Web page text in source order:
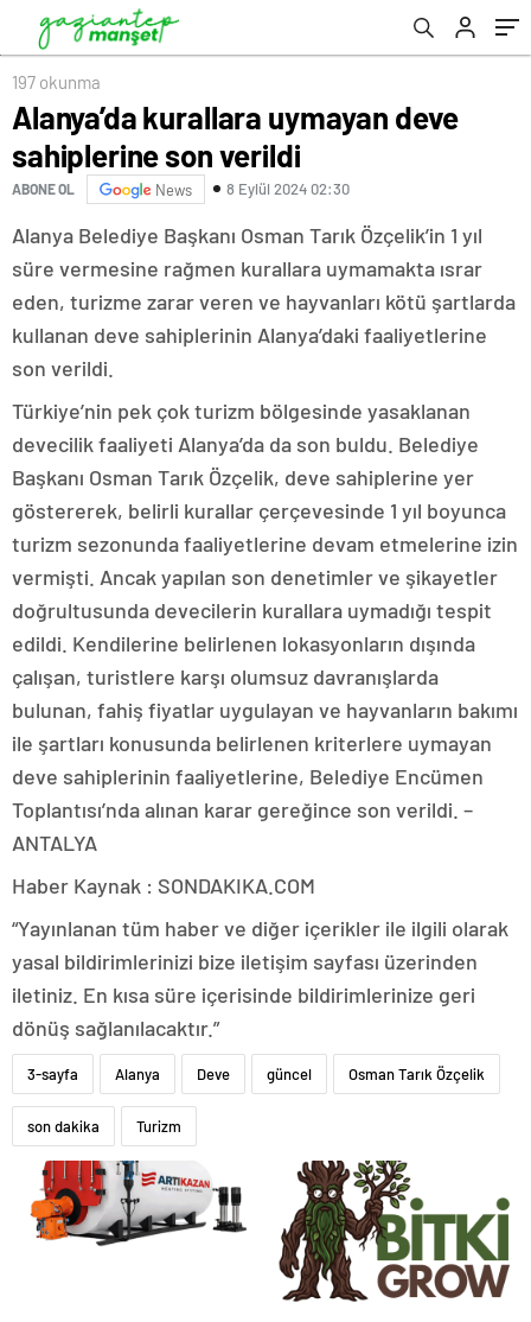
197 okunma
Alanya’da kurallara uymayan deve
sahiplerine son verildi
ABONE OL News 8 Eylül 2024 02:30
Alanya Belediye Başkanı Osman Tarık Özçelik’in 1 yıl
süre vermesine rağmen kurallara uymamakta ısrar
eden, turizme zarar veren ve hayvanları kötü şartlarda
kullanan deve sahiplerinin Alanya’daki faaliyetlerine
son verildi.
Türkiye’nin pek çok turizm bölgesinde yasaklanan
devecilik faaliyeti Alanya’da da son buldu. Belediye
Başkanı Osman Tarık Özçelik, deve sahiplerine yer
göstererek, belirli kurallar çerçevesinde 1 yıl boyunca
turizm sezonunda faaliyetlerine devam etmelerine izin
vermişti. Ancak yapılan son denetimler ve şikayetler
doğrultusunda devecilerin kurallara uymadığı tespit
edildi. Kendilerine belirlenen lokasyonların dışında
çalışan, turistlere karşı olumsuz davranışlarda
bulunan, fahiş fiyatlar uygulayan ve hayvanların bakımı
ile şartları konusunda belirlenen kriterlere uymayan
deve sahiplerinin faaliyetlerine, Belediye Encümen
Toplantısı’nda alınan karar gereğince son verildi. –
ANTALYA
Haber Kaynak : SONDAKIKA.COM
“Yayınlanan tüm haber ve diğer içerikler ile ilgili olarak
yasal bildirimlerinizi bize iletişim sayfası üzerinden
iletiniz. En kısa süre içerisinde bildirimlerinize geri
dönüş sağlanılacaktır.”
3-sayfa Alanya Deve güncel Osman Tarık Özçelik
son dakika Turizm